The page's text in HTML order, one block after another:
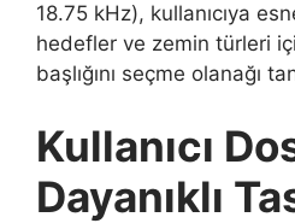
18.75 kHz), kullanıcıya
hedefler ve zemin türleri
başlığını seçme olanağı
Kullanıcı
Dayanıklı